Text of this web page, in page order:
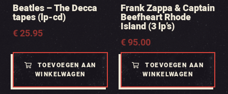
Beatles – The Decca
tapes (lp-cd)
€25.95
TOEVOEGEN AAN
WINKELWAGEN
Frank Zappa & Captain
Beefheart Rhode
Island (3 lp’s)
€95.00
TOEVOEGEN AAN
WINKELWAGEN